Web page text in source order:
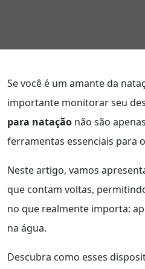
Se você é um amante da
importante monitorar seu
para natação não são
ferramentas essenciais para
Neste artigo, vamos
que contam voltas,
no que realmente importa:
na água.
Descubra como esses